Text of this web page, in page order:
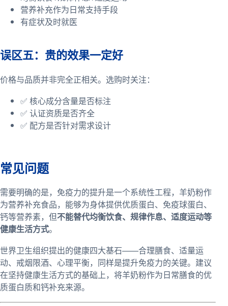
营养补充作为日常支持手段
有症状及时就医
误区五：贵的效果一定好
价格与品质并非完全正相关。选购时关注：
✅ 核心成分含量是否标注
✅ 认证资质是否齐全
✅ 配方是否针对需求设计
常见问题
需要明确的是，免疫力的提升是一个系统性工程，羊奶粉作
为营养补充食品，能够为身体提供优质蛋白、免疫球蛋白、
钙等营养素，但不能替代均衡饮食、规律作息、适度运动等
健康生活方式。
世界卫生组织提出的健康四大基石——合理膳食、适量运
动、戒烟限酒、心理平衡，同样是提升免疫力的关键。建议
在坚持健康生活方式的基础上，将羊奶粉作为日常膳食的优
质蛋白质和钙补充来源。